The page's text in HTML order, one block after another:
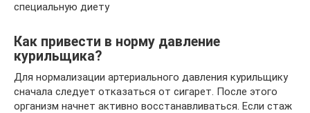
специальную диету
Как привести в норму давление
курильщика?
Для нормализации артериального давления курильщику
сначала следует отказаться от сигарет. После этого
организм начнет активно восстанавливаться. Если стаж